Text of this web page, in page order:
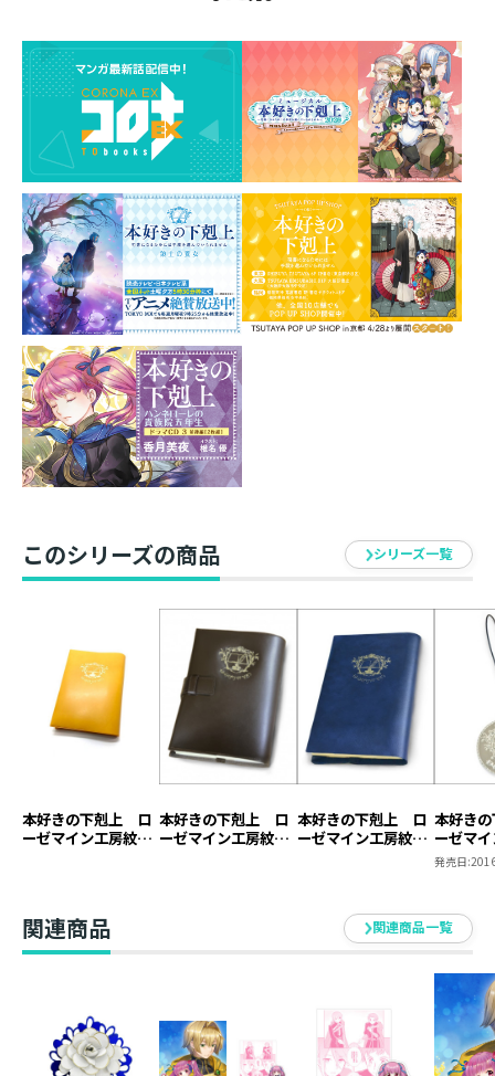
仕様：5枚1セット
素材：PP
サイズ：A4サイズ（220mm×310mm）
発売元：TOブックス
＜SHIBUYA TSUTAYA先行販売品＞
紋章がカラーになってグッズ化！
5枚1セットのクリアファイルが登場！
学校や職場での普段使いにぴったり！
カラーになった紋章にオリジナルデザインを施したクリ
アファイルです。
5枚1セットでお届けします。
▼ローゼマイン工房紋章
▼アレキサンドリア紋章
▼エーレンフェスト紋章
▼ユルゲンシュミット紋章
このシリーズの商品 シリーズ一覧
本好きの下剋上 ロ
ーゼマイン工房紋章
本好きの下剋上 ロ
ーゼマイン工房紋章
本好きの下剋上 ロ
ーゼマイン工房紋章
本好き
ーゼマ
キーホ
発売日:
関連商品 関連商品一覧